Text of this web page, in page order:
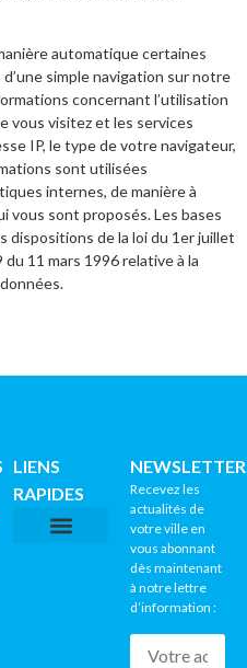
automatique certaines
simple navigation sur notre
concernant l’utilisation
vous visitez et les services
IP, le type de votre navigateur,
sont utilisées
internes, de manière à
vous sont proposés. Les bases
dispositions de la loi du 1er juillet
11 mars 1996 relative à la
LIENS
RAPIDES
Recevez les
actualités de
votre ville en
vous abonnant
dès maintenant
à notre lettre
d’information :